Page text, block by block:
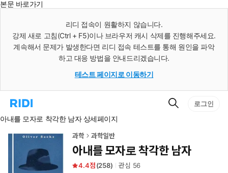
본문 바로가기
리디 접속이 원활하지 않습니다.
강제 새로 고침(Ctrl + F5)이나 브라우저 캐시 삭제를 진행해주세요.
계속해서 문제가 발생한다면 리디 접속 테스트를 통해 원인을 파악
하고 대응 방법을 안내드리겠습니다.
테스트 페이지로 이동하기
리
홈
로
검
로그인
아내를 모자로 착각한 남자 상세페이지
과학 과학일반
아내를 모자로 착각한 남자
4.4 (258) 관심 56